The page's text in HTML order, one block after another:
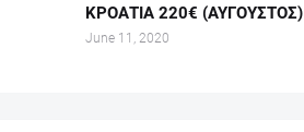
ΚΡΟΑΤΙΑ 220€ (ΑΥΓΟΥΣΤΟΣ)
June 11, 2020